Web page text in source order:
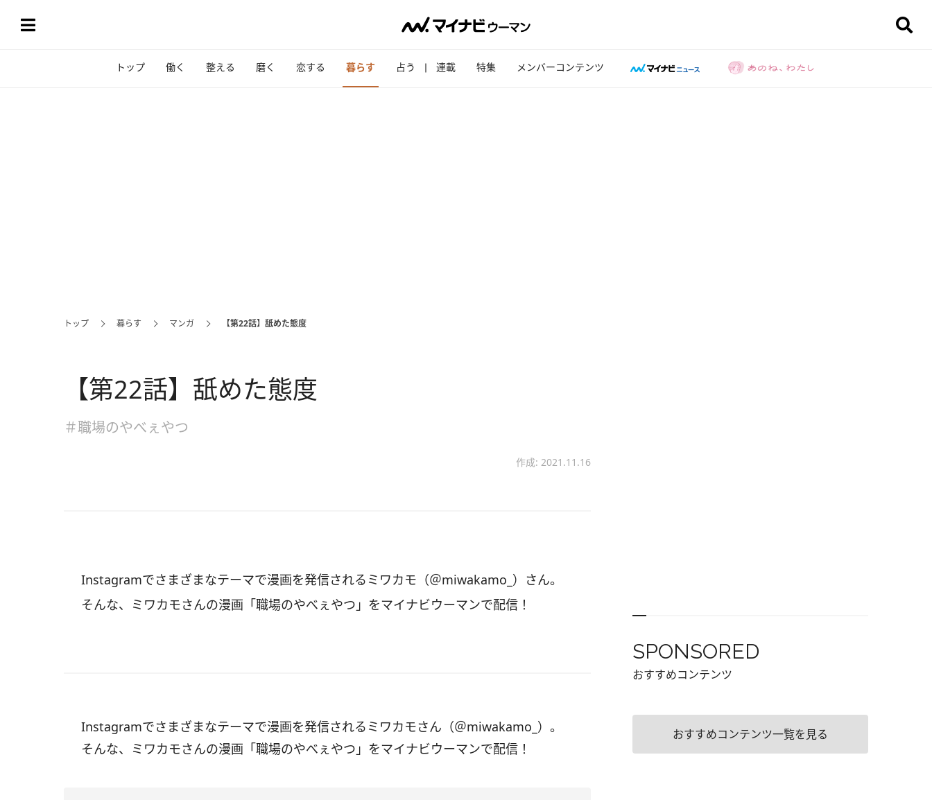
トップ 働く 整える 磨く 恋する 暮らす 占う 連載 特集 メンバーコンテンツ
トップ 暮らす マンガ 【第22話】舐めた態度
【第22話】舐めた態度
＃職場のやべぇやつ
作成: 2021.11.16
Instagramでさまざまなテーマで漫画を発信されるミワカモ（＠miwakamo_）さん。
そんな、ミワカモさんの漫画「職場のやべぇやつ」をマイナビウーマンで配信！
Instagramでさまざまなテーマで漫画を発信されるミワカモさん（＠miwakamo_）。
そんな、ミワカモさんの漫画「職場のやべぇやつ」をマイナビウーマンで配信！
SPONSORED
おすすめコンテンツ
おすすめコンテンツ一覧を見る